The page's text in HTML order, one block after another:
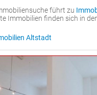
führt zu
Immobilien finden sich in
Altstadt